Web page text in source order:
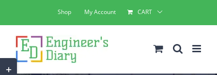
to
content
Shop My Account CART
Toggle